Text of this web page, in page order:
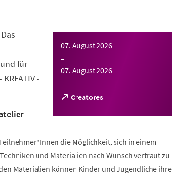
07. August 2026
–
07. August 2026
Creatores
(Öffnet
in
einem
für
-
die Möglichkeit, sich in einem
und Materialien nach Wunsch vertraut zu
Materialien können Kinder und Jugendliche ihre